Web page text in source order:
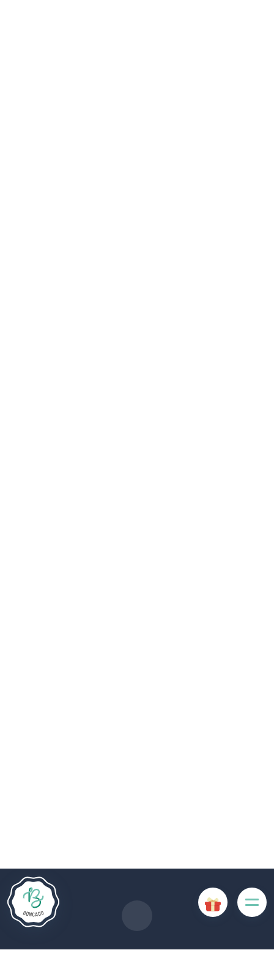
Website erforderlich und führen, wenn sie deaktiviert sind, zu
einer Beeinträchtigung der Benutzerfreundlichkeit oder zur
Deaktivierung bestimmter Funktionalitäten der Website.
Andere Cookies werden zu Analyse- oder Marketingzwecken
verwendet.